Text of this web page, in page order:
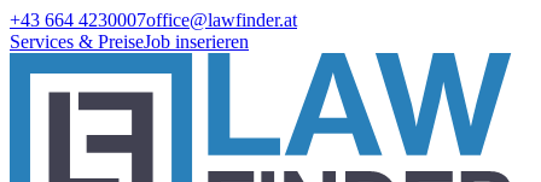
+43 664 4230007office@lawfinder.at
Services & PreiseJob inserieren